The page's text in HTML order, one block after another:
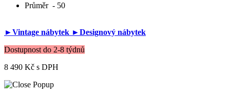
Průměr- 50
►Vintage nábytek ►Designový nábytek
Dostupnost do 2-8 týdnů
8 490 Kč s DPH